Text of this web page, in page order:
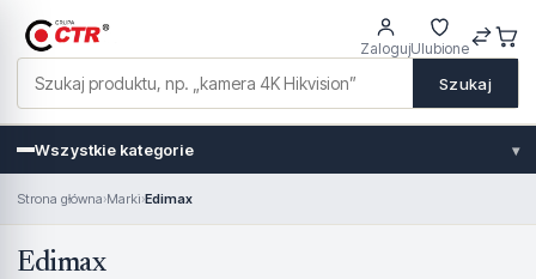
Szukaj
ZalogujUlubione
Wszystkie kategorie ▾
Strona główna›Marki›Edimax
Edimax